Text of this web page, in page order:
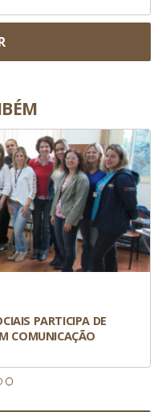
PARTICIPA DE
COMUNICAÇÃO